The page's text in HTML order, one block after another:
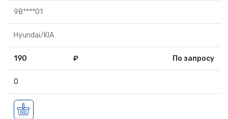
98****01
Hyundai/KIA
190 ₽ По запросу
0